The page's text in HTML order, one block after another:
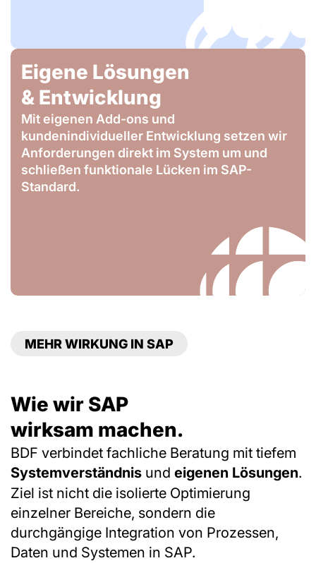
Eigene Lösungen
& Entwicklung
Mit eigenen Add-ons und
kundenindividueller Entwicklung setzen wir
Anforderungen direkt im System um und
schließen funktionale Lücken im SAP-
Standard.
MEHR WIRKUNG IN SAP
Wie wir SAP
wirksam machen.
BDF verbindet fachliche Beratung mit tiefem
Systemverständnis und eigenen Lösungen.
Ziel ist nicht die isolierte Optimierung
einzelner Bereiche, sondern die
durchgängige Integration von Prozessen,
Daten und Systemen in SAP.